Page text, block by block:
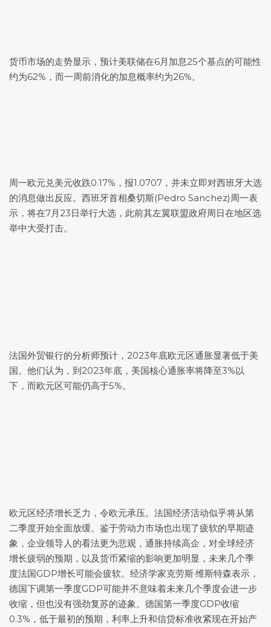
货币市场的走势显示，预计美联储在6月加息25个基点的可能性
约为62%，而一周前消化的加息概率约为26%。
周一欧元兑美元收跌0.17%，报1.0707，并未立即对西班牙大选
的消息做出反应。西班牙首相桑切斯(Pedro Sanchez)周一表
示，将在7月23日举行大选，此前其左翼联盟政府周日在地区选
举中大受打击。
法国外贸银行的分析师预计，2023年底欧元区通胀显著低于美
国。他们认为，到2023年底，美国核心通胀率将降至3%以
下，而欧元区可能仍高于5%。
欧元区经济增长乏力，令欧元承压。法国经济活动似乎将从第
二季度开始全面放缓。鉴于劳动力市场也出现了疲软的早期迹
象，企业领导人的看法更为悲观，通胀持续高企，对全球经济
增长疲弱的预期，以及货币紧缩的影响更加明显，未来几个季
度法国GDP增长可能会疲软。经济学家克劳斯·维斯特森表示，
德国下调第一季度GDP可能并不意味着未来几个季度会进一步
收缩，但也没有强劲复苏的迹象。德国第一季度GDP收缩
0.3%，低于最初的预期，利率上升和信贷标准收紧现在开始产